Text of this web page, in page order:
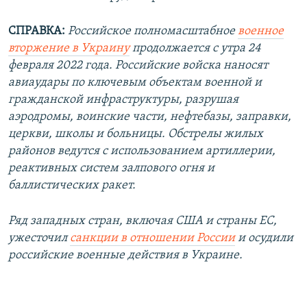
СПРАВКА: Российское полномасштабноевоенное
вторжение в Украинупродолжается с утра 24
февраля 2022 года. Российские войска наносят
авиаудары по ключевым объектам военной и
гражданской инфраструктуры, разрушая
аэродромы, воинские части, нефтебазы, заправки,
церкви, школы и больницы. Обстрелы жилых
районов ведутся с использованием артиллерии,
реактивных систем залпового огня и
баллистических ракет.
Ряд западных стран, включая США и страны ЕС,
ужесточилсанкции в отношении Россиии осудили
российские военные действия в Украине.